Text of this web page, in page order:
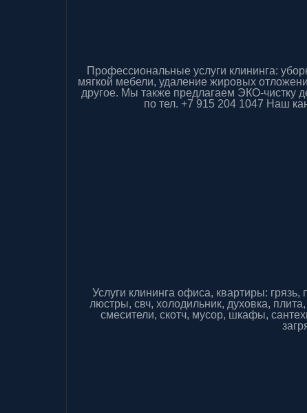
Профессиональные услуги клининга:
мягкой мебели, удаление жировых
другое. Мы также предлагаем ЭКО-чистку
по тел. +7 915 204 1047 Наш
Услуги клининга офиса, квартиры: грязь,
люстры, свч, холодильник, духовка,
смесители, скотч, мусор, шкафы,